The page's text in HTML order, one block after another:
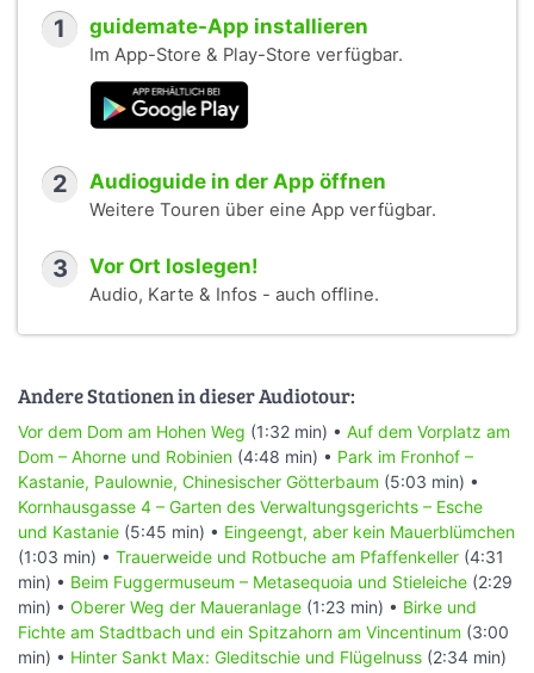
1 guidemate-App installieren
Im App-Store & Play-Store verfügbar.
2 Audioguide in der App öffnen
Weitere Touren über eine App verfügbar.
3 Vor Ort loslegen!
Audio, Karte & Infos - auch offline.
Andere Stationen in dieser Audiotour:
Vor dem Dom am Hohen Weg (1:32 min) • Auf dem Vorplatz am
Dom – Ahorne und Robinien (4:48 min) • Park im Fronhof –
Kastanie, Paulownie, Chinesischer Götterbaum (5:03 min) •
Kornhausgasse 4 – Garten des Verwaltungsgerichts – Esche
und Kastanie (5:45 min) • Eingeengt, aber kein Mauerblümchen
(1:03 min) • Trauerweide und Rotbuche am Pfaffenkeller (4:31
min) • Beim Fuggermuseum – Metasequoia und Stieleiche (2:29
min) • Oberer Weg der Maueranlage (1:23 min) • Birke und
Fichte am Stadtbach und ein Spitzahorn am Vincentinum (3:00
min) • Hinter Sankt Max: Gleditschie und Flügelnuss (2:34 min)